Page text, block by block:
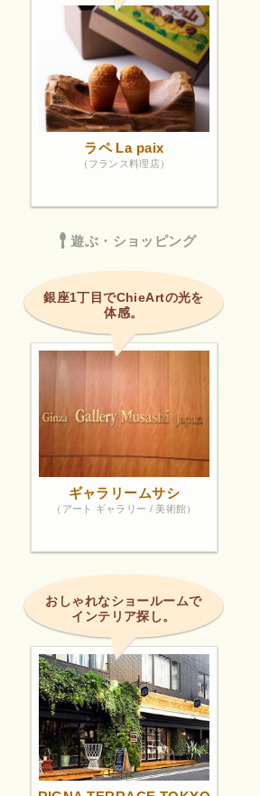
ラペ La paix
（フランス料理店）
遊ぶ・ショッピング
銀座1丁目でChieArtの光を
体感。
ギャラリームサシ
（アート ギャラリー / 美術館）
おしゃれなショールームで
インテリア探し。